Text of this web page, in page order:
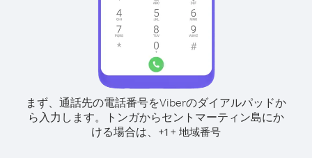
まず、通話先の電話番号をViberのダイアルパッドか
ら入力します。
トンガからセントマーティン島にか
ける場合は、 +1 + 地域番号